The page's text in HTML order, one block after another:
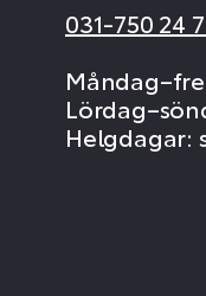
031-750 24
Helgdagar: